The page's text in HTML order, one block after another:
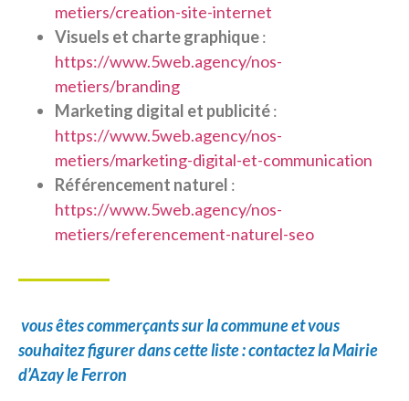
metiers/creation-site-internet
Visuels et charte graphique:
https://www.5web.agency/nos-
metiers/branding
Marketing digital et publicité:
https://www.5web.agency/nos-
metiers/marketing-digital-et-communication
Référencement naturel :
https://www.5web.agency/nos-
metiers/referencement-naturel-seo
vous êtes commerçants sur la commune et vous
souhaitez figurer dans cette liste : contactez la Mairie
d’Azay le Ferron